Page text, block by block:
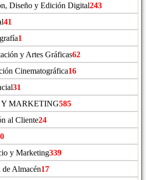
Diseño y Edición Digital243
41
1
y Artes Gráficas62
Cinematográfica16
31
MARKETING585
al Cliente24
y Marketing339
Almacén17